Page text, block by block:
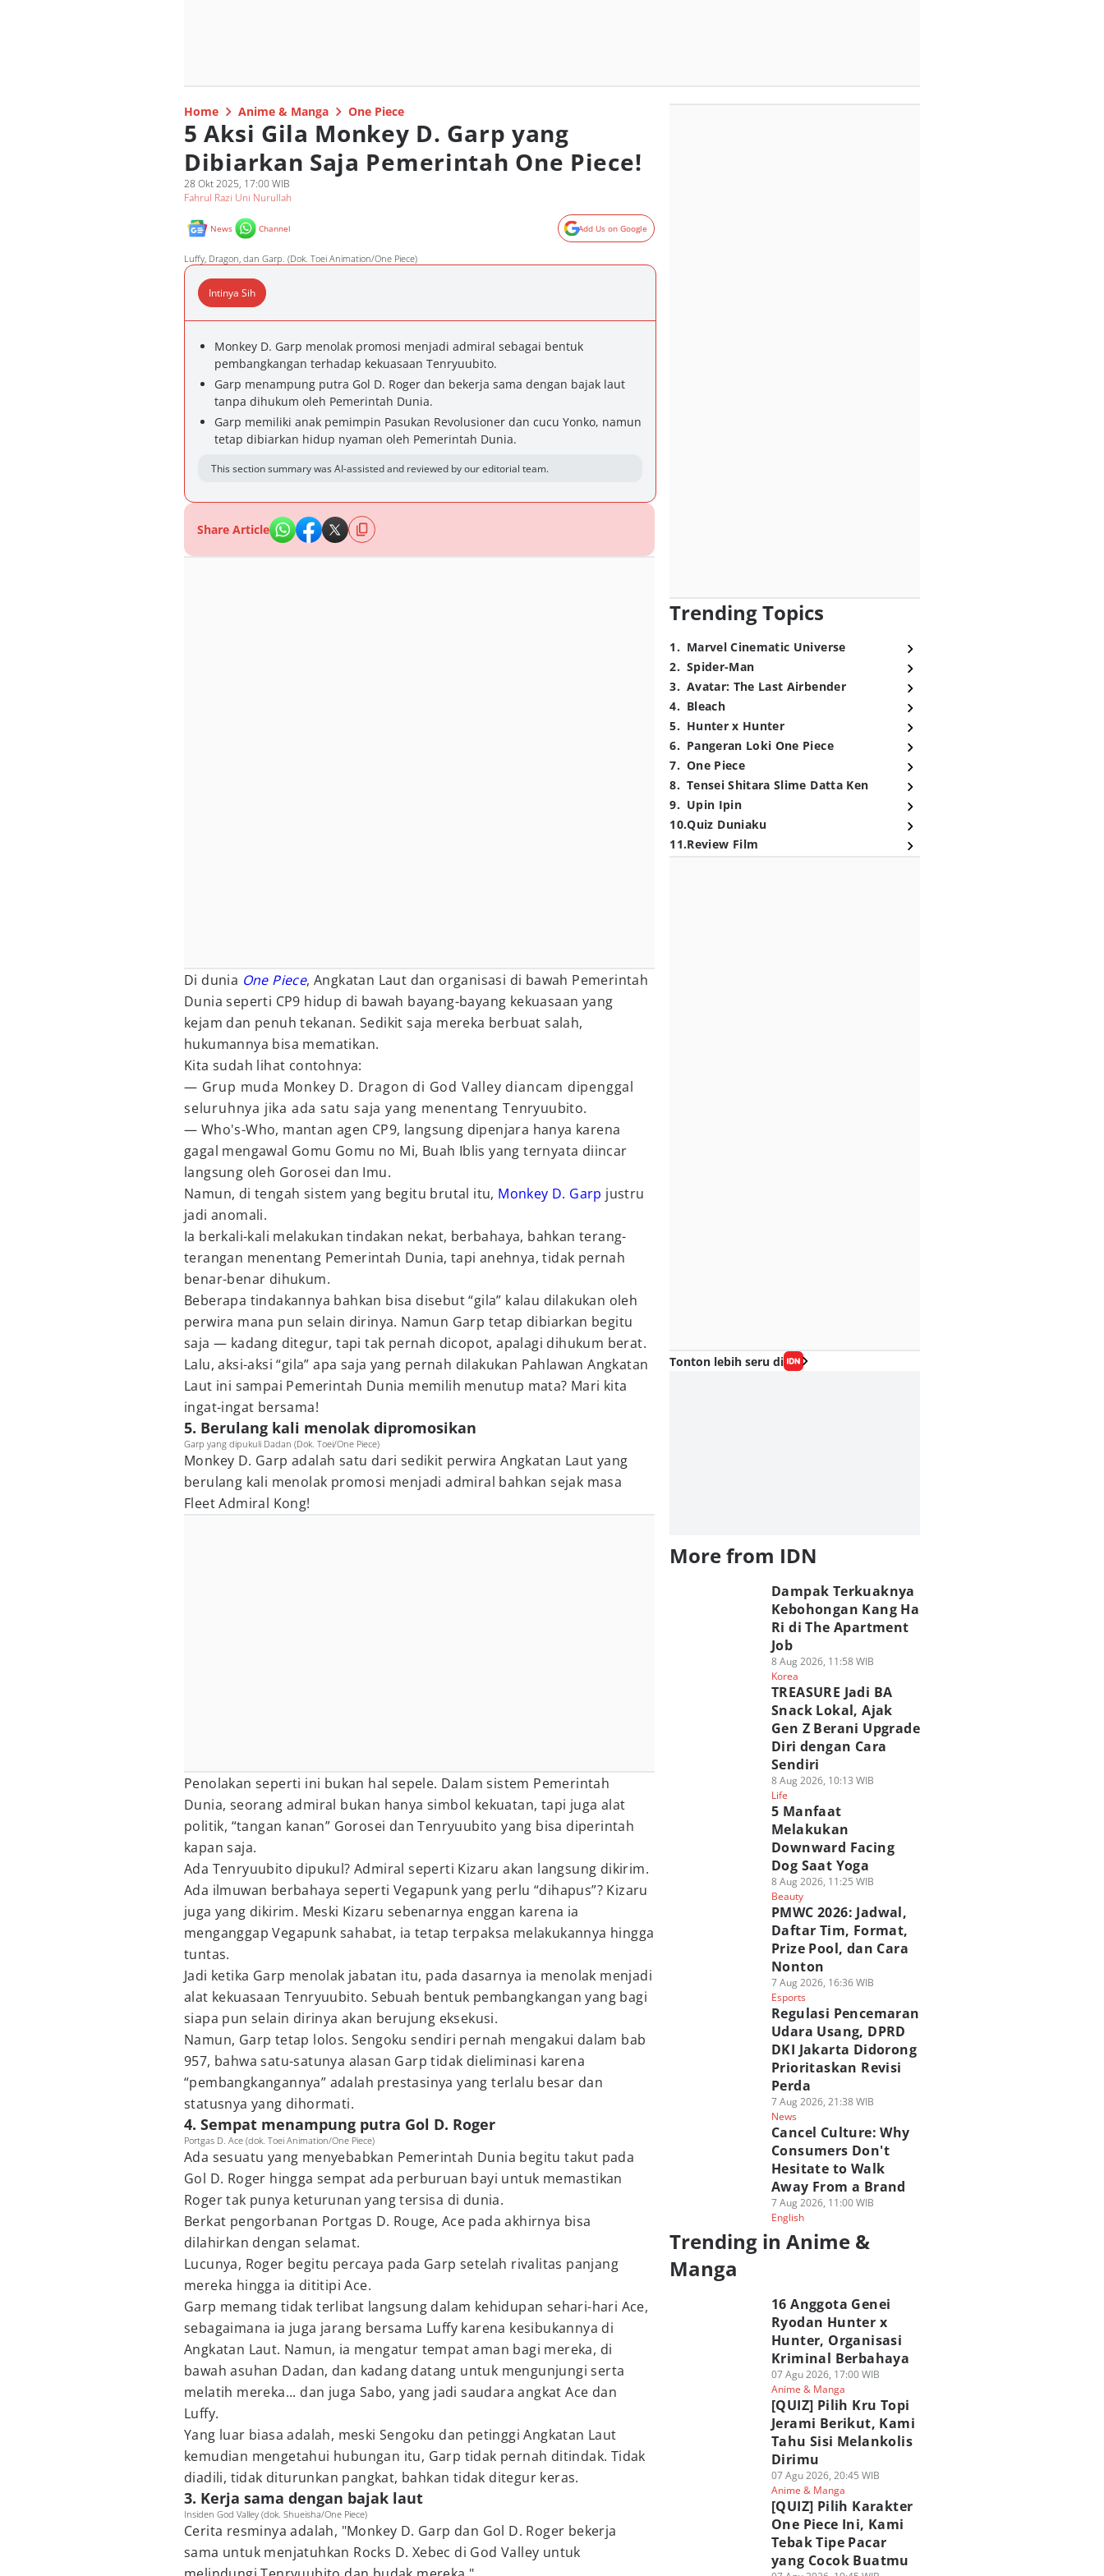
Home Anime & Manga One Piece
5 Aksi Gila Monkey D. Garp yang
Dibiarkan Saja Pemerintah One Piece!
28 Okt 2025, 17:00 WIB
Fahrul Razi Uni Nurullah
News Channel Add Us on Google
Luffy, Dragon, dan Garp. (Dok. Toei Animation/One Piece)
Intinya Sih
Monkey D. Garp menolak promosi menjadi admiral sebagai bentuk
pembangkangan terhadap kekuasaan Tenryuubito.
Garp menampung putra Gol D. Roger dan bekerja sama dengan bajak laut
tanpa dihukum oleh Pemerintah Dunia.
Garp memiliki anak pemimpin Pasukan Revolusioner dan cucu Yonko, namun
tetap dibiarkan hidup nyaman oleh Pemerintah Dunia.
This section summary was AI-assisted and reviewed by our editorial team.
Share Article
Di dunia One Piece, Angkatan Laut dan organisasi di bawah Pemerintah
Dunia seperti CP9 hidup di bawah bayang-bayang kekuasaan yang
kejam dan penuh tekanan. Sedikit saja mereka berbuat salah,
hukumannya bisa mematikan.
Kita sudah lihat contohnya:
— Grup muda Monkey D. Dragon di God Valley diancam dipenggal
seluruhnya jika ada satu saja yang menentang Tenryuubito.
— Who's-Who, mantan agen CP9, langsung dipenjara hanya karena
gagal mengawal Gomu Gomu no Mi, Buah Iblis yang ternyata diincar
langsung oleh Gorosei dan Imu.
Namun, di tengah sistem yang begitu brutal itu, Monkey D. Garp justru
jadi anomali.
Ia berkali-kali melakukan tindakan nekat, berbahaya, bahkan terang-
terangan menentang Pemerintah Dunia, tapi anehnya, tidak pernah
benar-benar dihukum.
Beberapa tindakannya bahkan bisa disebut “gila” kalau dilakukan oleh
perwira mana pun selain dirinya. Namun Garp tetap dibiarkan begitu
saja — kadang ditegur, tapi tak pernah dicopot, apalagi dihukum berat.
Lalu, aksi-aksi “gila” apa saja yang pernah dilakukan Pahlawan Angkatan
Laut ini sampai Pemerintah Dunia memilih menutup mata? Mari kita
ingat-ingat bersama!
5. Berulang kali menolak dipromosikan
Garp yang dipukuli Dadan (Dok. Toei/One Piece)
Monkey D. Garp adalah satu dari sedikit perwira Angkatan Laut yang
berulang kali menolak promosi menjadi admiral bahkan sejak masa
Fleet Admiral Kong!
Penolakan seperti ini bukan hal sepele. Dalam sistem Pemerintah
Dunia, seorang admiral bukan hanya simbol kekuatan, tapi juga alat
politik, “tangan kanan” Gorosei dan Tenryuubito yang bisa diperintah
kapan saja.
Ada Tenryuubito dipukul? Admiral seperti Kizaru akan langsung dikirim.
Ada ilmuwan berbahaya seperti Vegapunk yang perlu “dihapus”? Kizaru
juga yang dikirim. Meski Kizaru sebenarnya enggan karena ia
menganggap Vegapunk sahabat, ia tetap terpaksa melakukannya hingga
tuntas.
Jadi ketika Garp menolak jabatan itu, pada dasarnya ia menolak menjadi
alat kekuasaan Tenryuubito. Sebuah bentuk pembangkangan yang bagi
siapa pun selain dirinya akan berujung eksekusi.
Namun, Garp tetap lolos. Sengoku sendiri pernah mengakui dalam bab
957, bahwa satu-satunya alasan Garp tidak dieliminasi karena
“pembangkangannya” adalah prestasinya yang terlalu besar dan
statusnya yang dihormati.
4. Sempat menampung putra Gol D. Roger
Portgas D. Ace (dok. Toei Animation/One Piece)
Ada sesuatu yang menyebabkan Pemerintah Dunia begitu takut pada
Gol D. Roger hingga sempat ada perburuan bayi untuk memastikan
Roger tak punya keturunan yang tersisa di dunia.
Berkat pengorbanan Portgas D. Rouge, Ace pada akhirnya bisa
dilahirkan dengan selamat.
Lucunya, Roger begitu percaya pada Garp setelah rivalitas panjang
mereka hingga ia dititipi Ace.
Garp memang tidak terlibat langsung dalam kehidupan sehari-hari Ace,
sebagaimana ia juga jarang bersama Luffy karena kesibukannya di
Angkatan Laut. Namun, ia mengatur tempat aman bagi mereka, di
bawah asuhan Dadan, dan kadang datang untuk mengunjungi serta
melatih mereka... dan juga Sabo, yang jadi saudara angkat Ace dan
Luffy.
Yang luar biasa adalah, meski Sengoku dan petinggi Angkatan Laut
kemudian mengetahui hubungan itu, Garp tidak pernah ditindak. Tidak
diadili, tidak diturunkan pangkat, bahkan tidak ditegur keras.
3. Kerja sama dengan bajak laut
Insiden God Valley (dok. Shueisha/One Piece)
Cerita resminya adalah, "Monkey D. Garp dan Gol D. Roger bekerja
sama untuk menjatuhkan Rocks D. Xebec di God Valley untuk
Trending Topics
1. Marvel Cinematic Universe
2. Spider-Man
3. Avatar: The Last Airbender
4. Bleach
5. Hunter x Hunter
6. Pangeran Loki One Piece
7. One Piece
8. Tensei Shitara Slime Datta Ken
9. Upin Ipin
10.Quiz Duniaku
11.Review Film
Tonton lebih seru di
More from IDN
Dampak Terkuaknya
Kebohongan Kang Ha
Ri di The Apartment
Job
8 Aug 2026, 11:58 WIB
Korea
TREASURE Jadi BA
Snack Lokal, Ajak
Gen Z Berani Upgrade
Diri dengan Cara
Sendiri
8 Aug 2026, 10:13 WIB
Life
5 Manfaat
Melakukan
Downward Facing
Dog Saat Yoga
8 Aug 2026, 11:25 WIB
Beauty
PMWC 2026: Jadwal,
Daftar Tim, Format,
Prize Pool, dan Cara
Nonton
7 Aug 2026, 16:36 WIB
Esports
Regulasi Pencemaran
Udara Usang, DPRD
DKI Jakarta Didorong
Prioritaskan Revisi
Perda
7 Aug 2026, 21:38 WIB
News
Cancel Culture: Why
Consumers Don't
Hesitate to Walk
Away From a Brand
7 Aug 2026, 11:00 WIB
English
Trending in Anime &
Manga
16 Anggota Genei
Ryodan Hunter x
Hunter, Organisasi
Kriminal Berbahaya
07 Agu 2026, 17:00 WIB
Anime & Manga
[QUIZ] Pilih Kru Topi
Jerami Berikut, Kami
Tahu Sisi Melankolis
Dirimu
07 Agu 2026, 20:45 WIB
Anime & Manga
[QUIZ] Pilih Karakter
One Piece Ini, Kami
Tebak Tipe Pacar
yang Cocok Buatmu